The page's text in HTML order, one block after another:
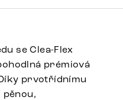
se Clea-Flex
prémiová
prvotřídnímu